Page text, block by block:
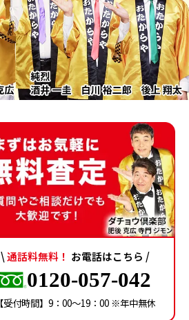
\通話料無料！ お電話はこちら /
0120-057-042
【受付時間】9：00〜19：00 ※年中無休